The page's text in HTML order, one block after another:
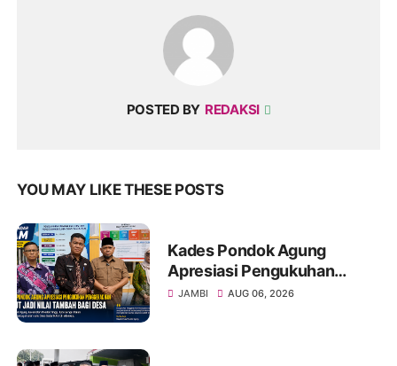
POSTED BY REDAKSI
YOU MAY LIKE THESE POSTS
Kades Pondok Agung
Apresiasi Pengukuhan
Penggerak HAM, Sebut Jadi
JAMBI AUG 06, 2026